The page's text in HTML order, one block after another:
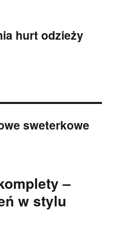
hurt odzieży
sweterkowe
–
w stylu